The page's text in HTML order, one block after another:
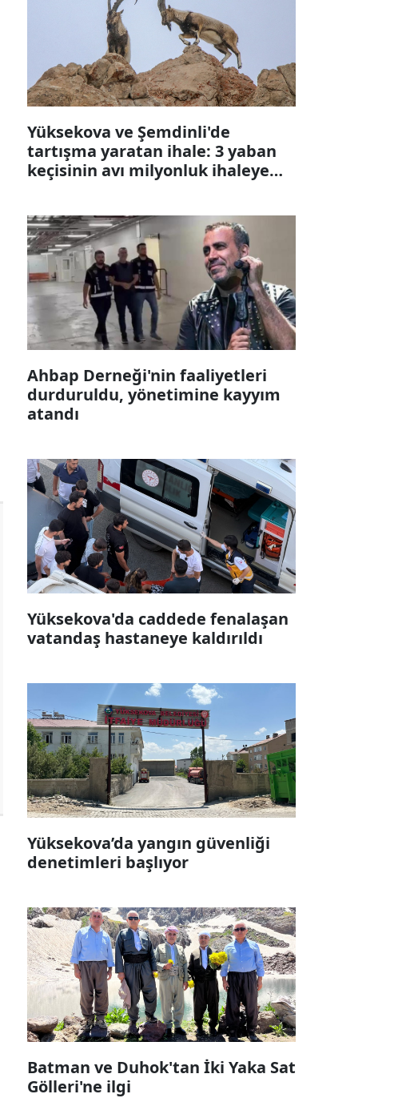
Yüksekova ve Şemdinli'de
tartışma yaratan ihale: 3 yaban
keçisinin avı milyonluk ihaleye
Ahbap Derneği'nin faaliyetleri
durduruldu, yönetimine kayyım
atandı
Yüksekova'da caddede fenalaşan
vatandaş hastaneye kaldırıldı
Yüksekova’da yangın güvenliği
denetimleri başlıyor
Batman ve Duhok'tan İki Yaka Sat
Gölleri'ne ilgi